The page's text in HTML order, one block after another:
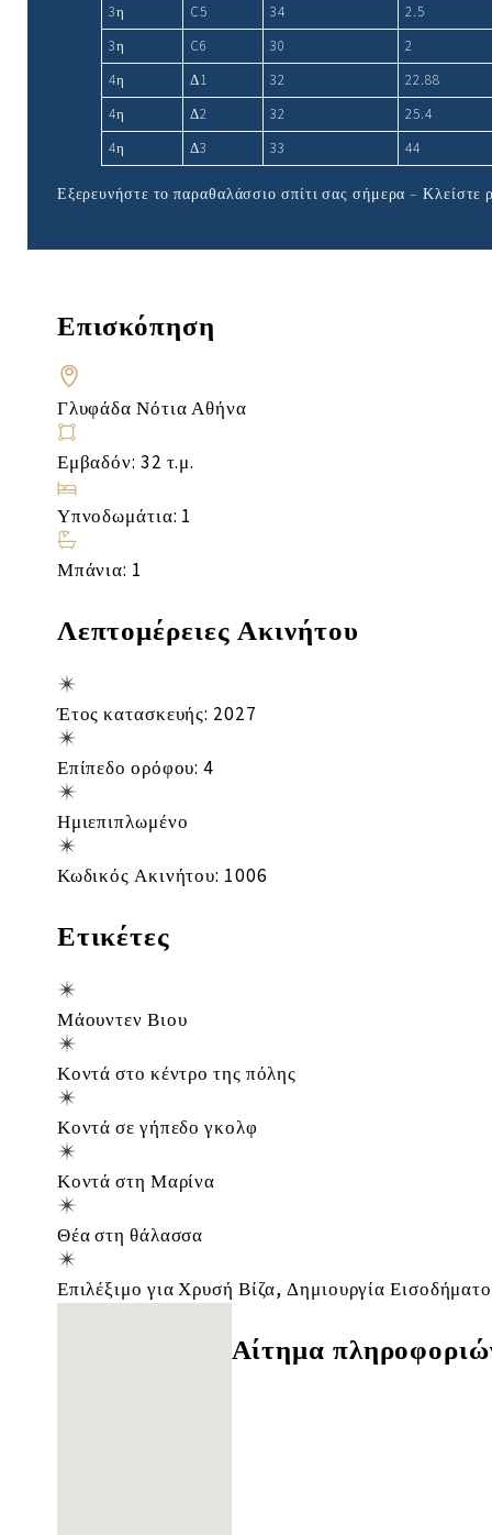
3η
C5 34
2.5
3η
C6 30
2
4η
Δ1 32
22.88
4η
Δ2 32
25.4
4η
Δ3 33 44
Εξερευνήστε το παραθαλάσσιο σπίτι σας σήμερα – Κλείστε
Επισκόπηση
Γλυφάδα Νότια Αθήνα
Εμβαδόν: 32 τ.μ.
Υπνοδωμάτια: 1
Μπάνια: 1
Λεπτομέρειες Ακινήτου
Έτος κατασκευής: 2027
Επίπεδο ορόφου: 4
Ημιεπιπλωμένο
Κωδικός Ακινήτου: 1006
Ετικέτες
Μάουντεν Βιου
Κοντά στο κέντρο της πόλης
Κοντά σε γήπεδο γκολφ
Κοντά στη Μαρίνα
Θέα στη θάλασσα
Επιλέξιμο για Χρυσή Βίζα, Δημιουργία
Αίτημα